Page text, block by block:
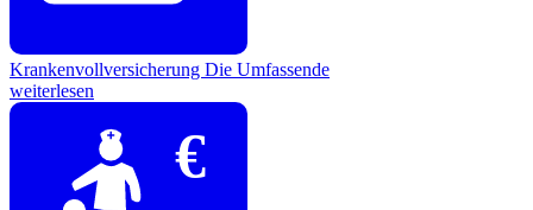
Krankenvollversicherung Die Umfassende
weiterlesen
€